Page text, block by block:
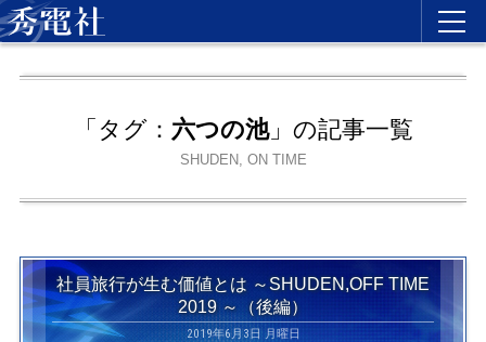
「タグ： 六つの池」の記事一覧
SHUDEN, ON TIME
社員旅行が生む価値とは ～SHUDEN,OFF TIME
2019 ～（後編）
2019年6月3日 月曜日